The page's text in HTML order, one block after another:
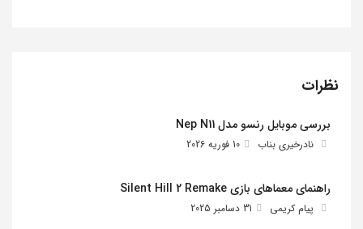
نظرات
بررسی موبایل رنسو مدل Nep N11
نادرخیری بناب 10 فوریه 2026
راهنمای معماهای بازی Silent Hill 2 Remake
پیام کریمی 31 دسامبر 2025